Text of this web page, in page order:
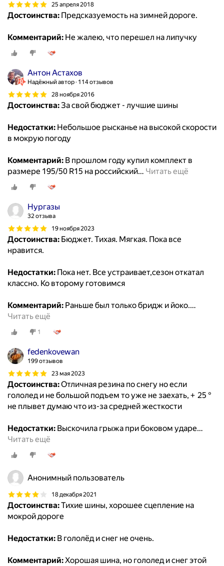
25 апреля 2018
Достоинства: Предсказуемость на зимней дороге.
Комментарий: Не жалею, что перешел на липучку
Антон Астахов
Надёжный автор 114 отзывов
28 ноября 2016
Достоинства:За свой бюджет - лучшие шины
Недостатки: Небольшое рысканье на высокой скорости
в мокрую погоду
Комментарий: В прошлом году купил комплект в
размере 195/50 R15 на российский… Читать ещё
Нургазы
32 отзыва
19 ноября 2023
Достоинства: Бюджет. Тихая. Мягкая. Пока все
нравится.
Недостатки: Пока нет. Все устраивает,сезон откатал
классно. Ко второму готовимся
Комментарий: Раньше был только бридж и йоко.…
Читать ещё
1
fedenkovewan
199 отзывов
23 мая 2023
Достоинства:Отличная резина по снегу но если
гололед и не большой подъем то уже не заехать, + 25 °
не плывет думаю что из-за средней жесткости
Недостатки: Выскочила грыжа при боковом ударе…
Читать ещё
Анонимный пользователь
18 декабря 2021
Достоинства:Тихие шины, хорошее сцепление на
мокрой дороге
Недостатки: В гололёд и снег не очень.
Комментарий:Хорошая шина, но гололед и снег этой